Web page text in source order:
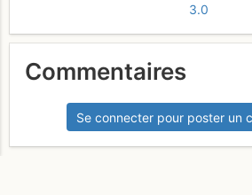
3.0
Commentaires
Se connecter pour poster un